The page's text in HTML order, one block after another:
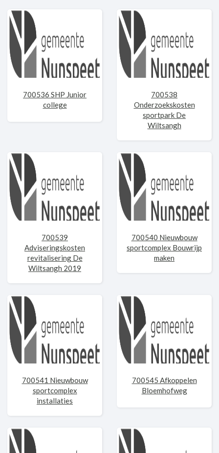
700536 SHP Junior
college
700538
Onderzoekskosten
sportpark De
Wiltsangh
700539
Adviseringskosten
revitalisering De
Wiltsangh 2019
700540 Nieuwbouw
sportcomplex Bouwrijp
maken
700541 Nieuwbouw
sportcomplex
installaties
700545 Afkoppelen
Bloemhofweg